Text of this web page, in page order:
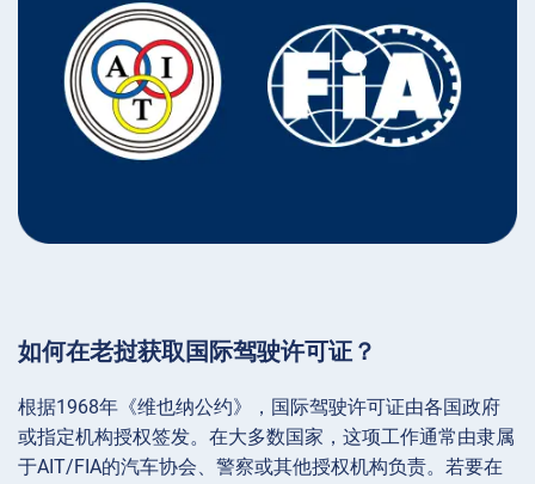
如何在老挝获取国际驾驶许可证？
根据1968年《维也纳公约》，国际驾驶许可证由各国政府
或指定机构授权签发。在大多数国家，这项工作通常由隶属
于AIT/FIA的汽车协会、警察或其他授权机构负责。若要在